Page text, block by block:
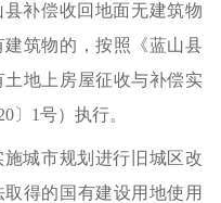
补偿收回地面无建筑物
筑物的，按照《蓝山县
地上房屋征收与补偿实
〕1号） 执行。
城市规划进行旧城区改
得的国有建设用地使用